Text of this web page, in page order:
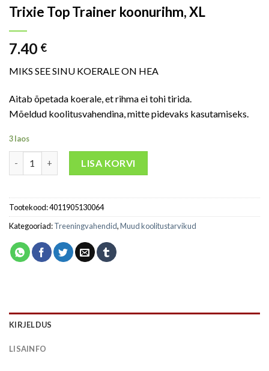
Trixie Top Trainer koonurihm, XL
7.40 €
MIKS SEE SINU KOERALE ON HEA
Aitab õpetada koerale, et rihma ei tohi tirida.
Mõeldud koolitusvahendina, mitte pidevaks kasutamiseks.
3 laos
LISA KORVI
Tootekood:4011905130064
Kategooriad:Treeningvahendid,Muud koolitustarvikud
KIRJELDUS
LISAINFO